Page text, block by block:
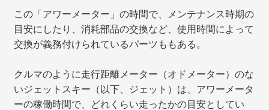
この「アワーメーター」の時間で、メンテナンス時期の
目安にしたり、消耗部品の交換など、使用時間によって
交換が義務付けられているパーツももある。
クルマのように走行距離メーター（オドメーター）のな
いジェットスキー（以下、ジェット）は、アワーメータ
ーの稼働時間で、どれくらい走ったかの目安としてい